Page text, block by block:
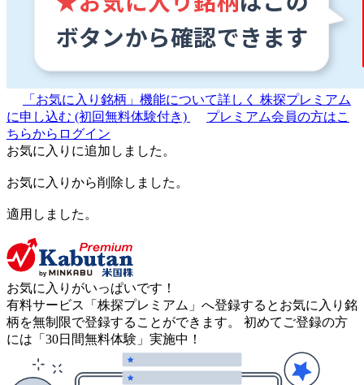
「お気に入り銘柄」機能について詳しく 株探プレミアム
に申し込む (初回無料体験付き)
プレミアム会員の方はこ
ちらからログイン
お気に入りに追加しました。
お気に入りから削除しました。
適用しました。
お気に入りがいっぱいです！
有料サービス「株探プレミアム」へ登録するとお気に入り銘
柄を無制限で登録することができます。 初めてご登録の方
には「30日間無料体験」実施中！